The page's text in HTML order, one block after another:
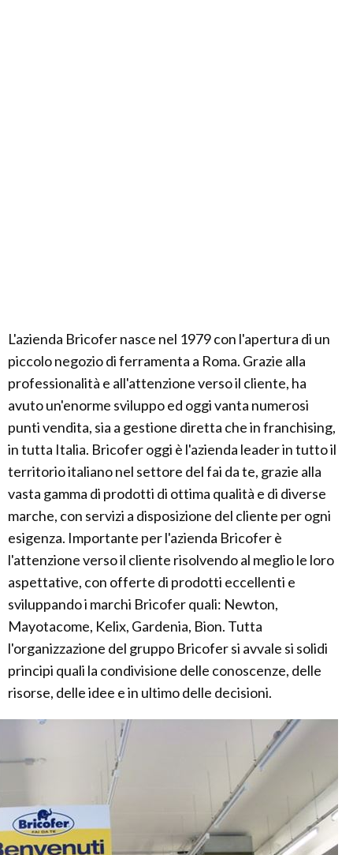
L'azienda Bricofer nasce nel 1979 con l'apertura di un
piccolo negozio di ferramenta a Roma. Grazie alla
professionalità e all'attenzione verso il cliente, ha
avuto un'enorme sviluppo ed oggi vanta numerosi
punti vendita, sia a gestione diretta che in franchising,
in tutta Italia. Bricofer oggi è l'azienda leader in tutto il
territorio italiano nel settore del fai da te, grazie alla
vasta gamma di prodotti di ottima qualità e di diverse
marche, con servizi a disposizione del cliente per ogni
esigenza. Importante per l'azienda Bricofer è
l'attenzione verso il cliente risolvendo al meglio le loro
aspettative, con offerte di prodotti eccellenti e
sviluppando i marchi Bricofer quali: Newton,
Mayotacome, Kelix, Gardenia, Bion. Tutta
l'organizzazione del gruppo Bricofer si avvale si solidi
principi quali la condivisione delle conoscenze, delle
risorse, delle idee e in ultimo delle decisioni.